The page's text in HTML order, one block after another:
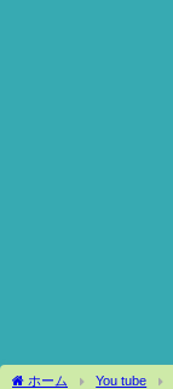
ホーム You tube